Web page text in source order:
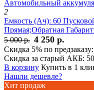
Автомобильный
2
Емкость (Ач): 60
Прямая;Обратная
5 000 р. 4 250 р.
Скидка 5% по предзаказу:
Скидка за старый АКБ:
В корзину Купить в 1
Нашли дешевле?
Хит продаж